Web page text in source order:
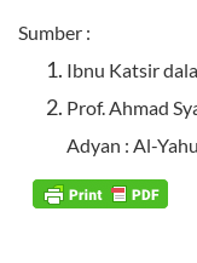
Sumber :
Ibnu Katsir
Prof. Ahmad
Adyan : Al-